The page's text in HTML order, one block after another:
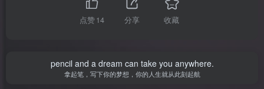
点赞14 分享 收藏
pencil and a dream can take you anywhere.
拿起笔，写下你的梦想，你的人生就从此刻起航